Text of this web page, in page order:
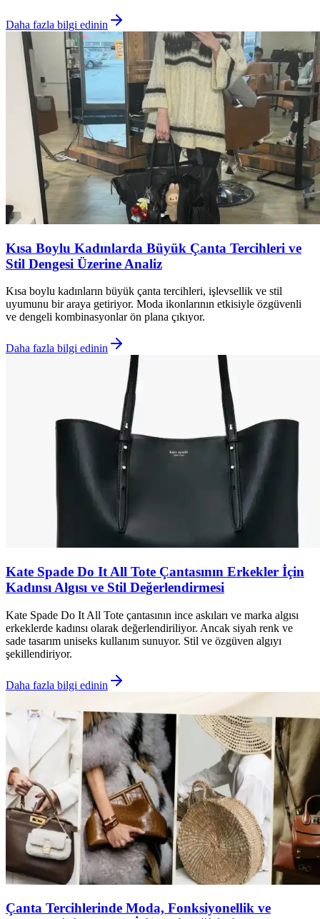
Daha fazla bilgi edinin
Kısa Boylu Kadınlarda Büyük Çanta Tercihleri ve
Stil Dengesi Üzerine Analiz
Kısa boylu kadınların büyük çanta tercihleri, işlevsellik ve stil
uyumunu bir araya getiriyor. Moda ikonlarının etkisiyle özgüvenli
ve dengeli kombinasyonlar ön plana çıkıyor.
Daha fazla bilgi edinin
Kate Spade Do It All Tote Çantasının Erkekler İçin
Kadınsı Algısı ve Stil Değerlendirmesi
Kate Spade Do It All Tote çantasının ince askıları ve marka algısı
erkeklerde kadınsı olarak değerlendiriliyor. Ancak siyah renk ve
sade tasarım uniseks kullanım sunuyor. Stil ve özgüven algıyı
şekillendiriyor.
Daha fazla bilgi edinin
Çanta Tercihlerinde Moda, Fonksiyonellik ve